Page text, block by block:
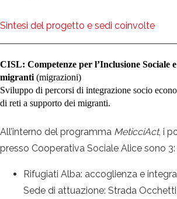
Sintesi del progetto e sedi coinvolte
CISL: Competenze per l’Inclusione Sociale
migranti (migrazioni)
Sviluppo di percorsi di integrazione socio
di reti a supporto dei migranti.
All’interno del programma MeticciAct, i
presso Cooperativa Sociale Alice sono 3:
Rifugiati Alba: accoglienza e
Sede di attuazione: Strada